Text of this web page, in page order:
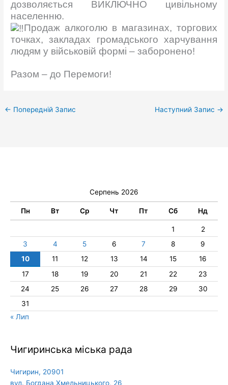
дозволяється ВИКЛЮЧНО цивільному
населенню.
Продаж алкоголю в магазинах, торгових
точках, закладах громадського харчування
людям у військовій формі – заборонено!
Разом – до Перемоги!
← Попередній Запис Наступний Запис →
Серпень 2026
Пн Вт Ср Чт Пт Сб Нд
1
2
3
4 5 6 7 8
9
10
11 12 13 14 15
16
17
18 19 20 21 22
23
24
25 26 27 28 29
30
31
« Лип
Чигиринська міська рада
Чигирин, 20901
вул. Богдана Хмельницького, 26